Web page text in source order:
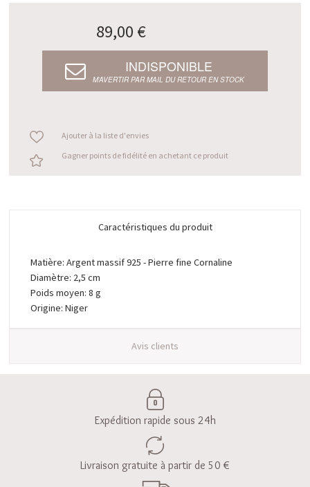
89,00 €
INDISPONIBLE
M’AVERTIR PAR MAIL DU RETOUR EN STOCK
Ajouter à la liste d'envies
Gagner points de fidélité en achetant ce produit
Caractéristiques du produit
Matière: Argent massif 925 - Pierre fine Cornaline
Diamètre: 2,5 cm
Poids moyen: 8 g
Origine: Niger
Avis clients
Expédition rapide sous 24h
Livraison gratuite à partir de 50 €